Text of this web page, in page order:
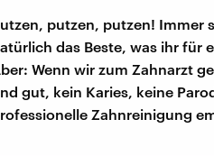
putzen, putzen! Immer
das Beste, was ihr für
Wenn wir zum Zahnarzt
gut, kein Karies, keine
Zahnreinigung